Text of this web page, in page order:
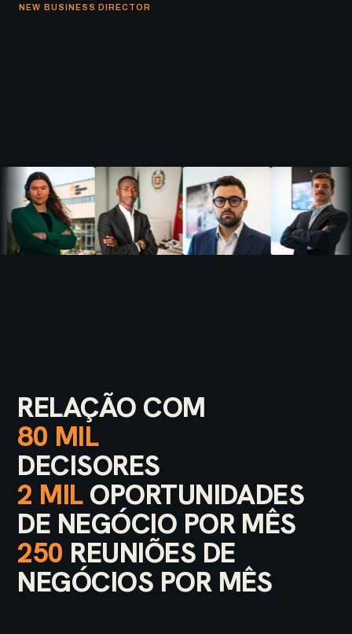
NEW BUSINESS DIRECTOR
RELAÇÃO COM
80 MIL
DECISORES
2 MILOPORTUNIDADES
DE NEGÓCIO POR MÊS
250 REUNIÕES DE
NEGÓCIOS POR MÊS